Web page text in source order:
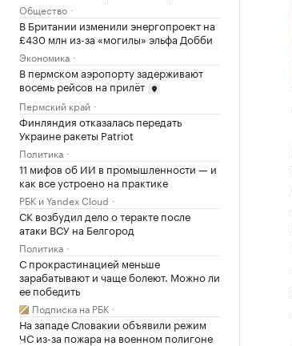
Общество
В Британии изменили энергопроект на
£430 млн из-за «могилы» эльфа Добби
Экономика
В пермском аэропорту задерживают
восемь рейсов на прилёт
Пермский край
Финляндия отказалась передать
Украине ракеты Patriot
Политика
11 мифов об ИИ в промышленности — и
как все устроено на практике
РБК и Yandex Cloud
СК возбудил дело о теракте после
атаки ВСУ на Белгород
Политика
С прокрастинацией меньше
зарабатывают и чаще болеют. Можно ли
ее победить
Подписка на РБК
На западе Словакии объявили режим
ЧС из-за пожара на военном полигоне